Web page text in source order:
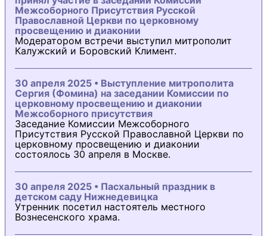
Межсоборного Присутствия Русской
Православной Церкви по церковному
просвещению и диаконии
Модератором встречи выступил митрополит
Калужский и Боровский Климент.
30 апреля 2025 • Выступление митрополита
Сергия (Фомина) на заседании Комиссии по
церковному просвещению и диаконии
Межсоборного присутствия
Заседание Комиссии Межсоборного
Присутствия Русской Православной Церкви по
церковному просвещению и диаконии
состоялось 30 апреля в Москве.
30 апреля 2025 • Пасхальный праздник в
детском саду Нижнедевицка
Утренник посетил настоятель местного
Вознесенского храма.